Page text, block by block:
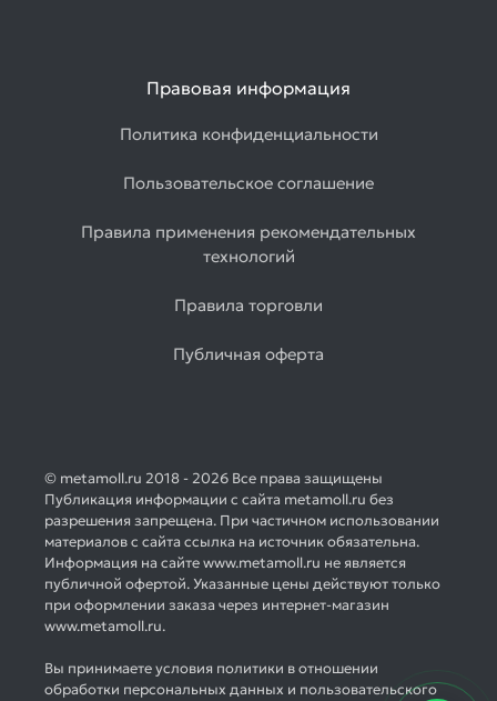
Правовая информация
Политика конфиденциальности
Пользовательское соглашение
Правила применения рекомендательных
технологий
Правила торговли
Публичная оферта
© metamoll.ru 2018 - 2026 Все права защищены
Публикация информации с сайта metamoll.ru без
разрешения запрещена. При частичном использовании
материалов с сайта ссылка на источник обязательна.
Информация на сайте www.metamoll.ru не является
публичной офертой. Указанные цены действуют только
при оформлении заказа через интернет-магазин
www.metamoll.ru.
Вы принимаете условия политики в отношении
обработки персональных данных и пользовательского